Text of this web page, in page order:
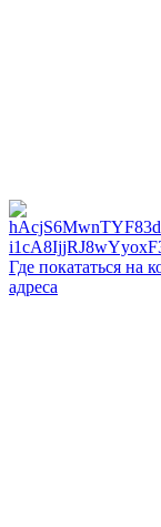
Где покататься на
адреса